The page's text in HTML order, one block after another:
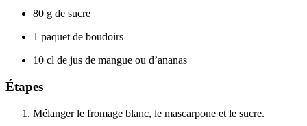
80 g de sucre
1 paquet de boudoirs
10 cl de jus de mangue ou d’ananas
Étapes
Mélanger le fromage blanc, le mascarpone et le sucre.